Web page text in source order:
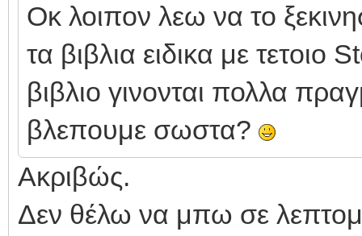
Οκ λοιπον λεω να το
τα βιβλια ειδικα με τετοιο
βιβλιο γινονται πολλα
βλεπουμε σωστα?
Ακριβώς.
Δεν θέλω να μπω σε